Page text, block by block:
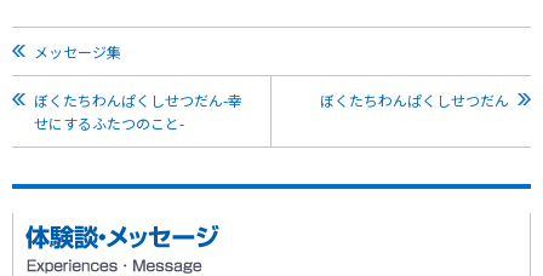
メッセージ集
ぼくたちわんぱくしせつだん-幸
せにするふたつのこと-
ぼくたちわんぱくしせつだん